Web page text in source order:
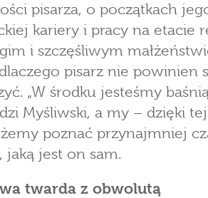
pisarza, o początkach
kariery i pracy na etacie
i szczęśliwym
pisarz nie powinien
„W środku jesteśmy
Myśliwski, a my – dzięki
poznać przynajmniej
jaką jest on sam.
twarda z obwolutą